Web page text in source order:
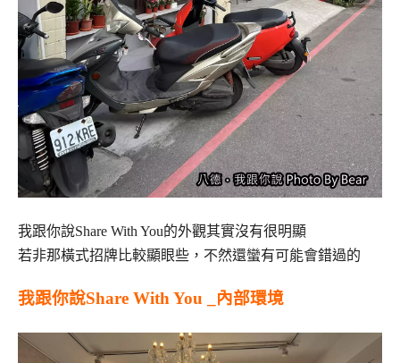
我跟你說Share With You的外觀其實沒有很明顯
若非那橫式招牌比較顯眼些，不然還蠻有可能會錯過的
我跟你說Share With You _內部環境